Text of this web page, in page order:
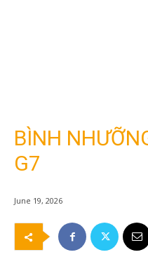
BÌNH
G7
June 19, 2026